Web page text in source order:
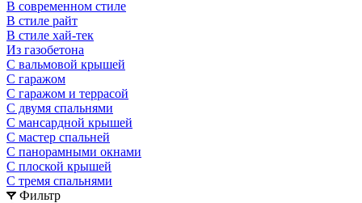
В современном стиле
В стиле райт
В стиле хай-тек
Из газобетона
С вальмовой крышей
С гаражом
С гаражом и террасой
С двумя спальнями
С мансардной крышей
С мастер спальней
С панорамными окнами
С плоской крышей
С тремя спальнями
Фильтр